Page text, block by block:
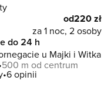
od220 zł
za 1 noc, 2 osoby
do 24 h
u Majki i Witka
500 m od centrum
6 opinii